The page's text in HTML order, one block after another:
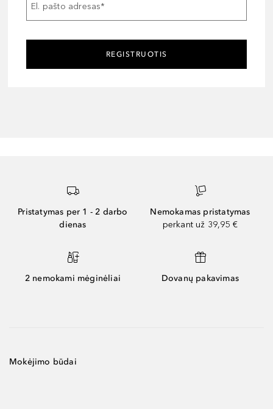
El. pašto adresas*
REGISTRUOTIS
Pristatymas per 1 - 2 darbo
dienas
Nemokamas pristatymas
perkant už 39,95 €
2 nemokami mėginėliai Dovanų pakavimas
Mokėjimo būdai